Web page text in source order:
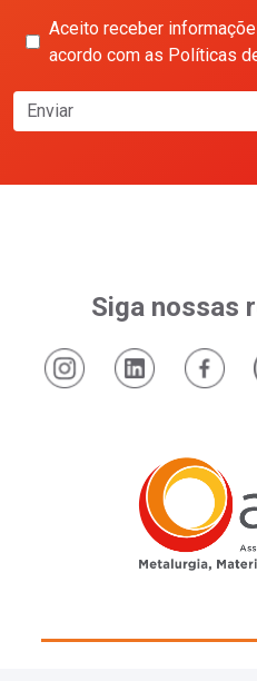
Aceito receber
acordo com as Políticas
Enviar
Siga nossas